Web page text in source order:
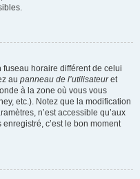
fuseau horaire différent de celui
au panneau de l’utilisateuret
à la zone où vous vous
etc.). Notez que la modification
n’est accessible qu’aux
c’est le bon moment